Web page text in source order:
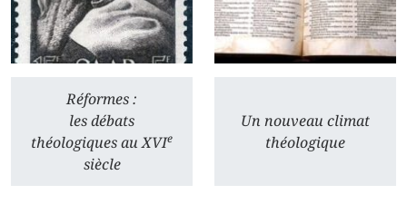
Réformes :
les débats
théologiques au XVIe
siècle
Un nouveau climat
théologique